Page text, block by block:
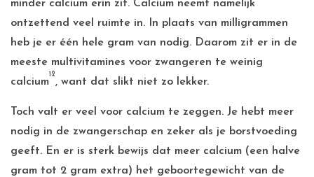
minder calcium erin zit. Calcium neemt namelijk
ontzettend veel ruimte in. In plaats van milligrammen
heb je er één hele gram van nodig. Daarom zit er in de
meeste multivitamines voor zwangeren te weinig
calcium
12
, want dat slikt niet zo lekker.
Toch valt er veel voor calcium te zeggen. Je hebt meer
nodig in de zwangerschap en zeker als je borstvoeding
geeft. En er is sterk bewijs dat meer calcium (een halve
gram tot 2 gram extra) het geboortegewicht van de